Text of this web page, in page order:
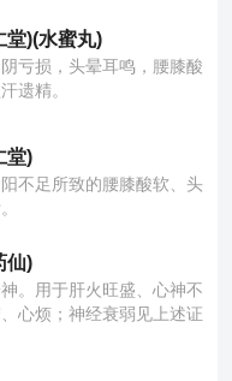
堂)(水蜜丸)
亏损，头晕耳鸣，腰膝酸
遗精。
堂)
不足所致的腰膝酸软、头
仙)
。用于肝火旺盛、心神不
心烦；神经衰弱见上述证